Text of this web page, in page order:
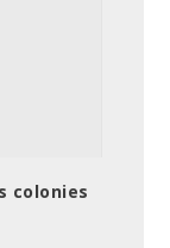
colonies